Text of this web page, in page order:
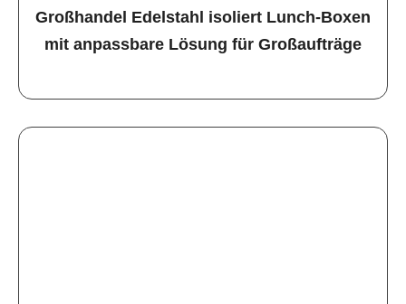
Großhandel Edelstahl isoliert Lunch-Boxen
mit anpassbare Lösung für Großaufträge